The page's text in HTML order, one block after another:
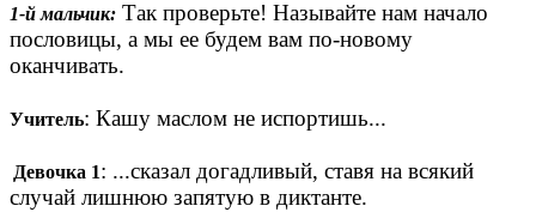
1-й мальчик: Так проверьте! Называйте нам начало
пословицы, а мы ее будем вам по-новому
оканчивать.
Учитель: Кашу маслом не испортишь...
Девочка 1: ...сказал догадливый, ставя на всякий
случай лишнюю запятую в диктанте.